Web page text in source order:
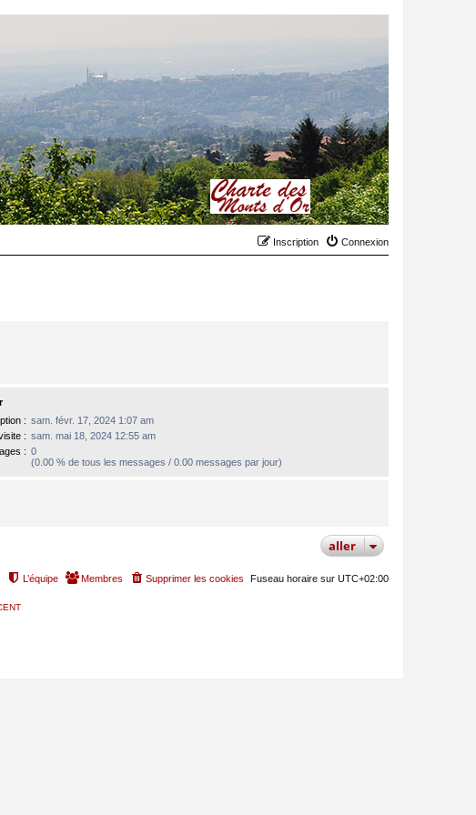
Connexion
Inscription
: sam. févr. 17, 2024 1:07 am
: sam. mai 18, 2024 12:55 am
: 0
(0.00 % de tous les messages / 0.00 messages par jour)
aller
Fuseau horaire sur UTC+02:00
Supprimer les cookies
Membres
L’équipe